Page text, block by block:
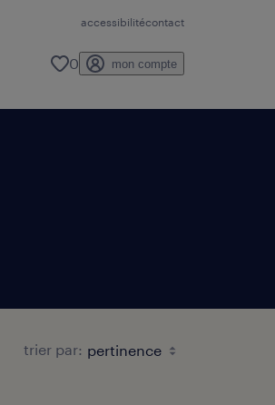
accessibilitécontact
0 mon compte
trier par: